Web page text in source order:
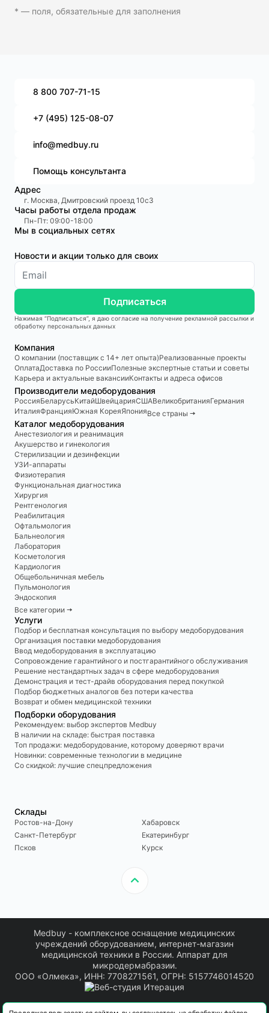
* — поля, обязательные для заполнения
8 800 707-71-15
+7 (495) 125-08-07
info@medbuy.ru
Помощь консультанта
Адрес
г. Москва, Дмитровский проезд 10с3
Часы работы отдела продаж
Пн-Пт: 09:00-18:00
Мы в социальных сетях
Новости и акции только для своих
Подписаться
Нажимая “Подписаться”, я даю согласие на получение рекламной рассылки и
обработку персональных данных
Компания
О компании (поставщик с 14+ лет опыта)Реализованные проекты
ОплатаДоставка по РоссииПолезные экспертные статьи и советы
Карьера и актуальные вакансииКонтакты и адреса офисов
Производители медоборудования
РоссияБеларусьКитайШвейцарияСШАВеликобританияГермания
ИталияФранцияЮжная КореяЯпонияВсе страны 🠆
Каталог медоборудования
Анестезиология и реанимация
Акушерство и гинекология
Стерилизации и дезинфекции
УЗИ-аппараты
Физиотерапия
Функциональная диагностика
Хирургия
Рентгенология
Реабилитация
Офтальмология
Бальнеология
Лаборатория
Косметология
Кардиология
Общебольничная мебель
Пульмонология
Эндоскопия
Все категории 🠆
Услуги
Подбор и бесплатная консультация по выбору медоборудования
Организация поставки медоборудования
Ввод медоборудования в эксплуатацию
Сопровождение гарантийного и постгарантийного обслуживания
Решение нестандартных задач в сфере медоборудования
Демонстрация и тест-драйв оборудования перед покупкой
Подбор бюджетных аналогов без потери качества
Возврат и обмен медицинской техники
Подборки оборудования
Рекомендуем: выбор экспертов Medbuy
В наличии на складе: быстрая поставка
Топ продажи: медоборудование, которому доверяют врачи
Новинки: современные технологии в медицине
Со скидкой: лучшие спецпредложения
Склады
Ростов-на-Дону
Санкт-Петербург
Псков
Хабаровск
Екатеринбург
Курск
Medbuy - комплексное оснащение медицинских
учреждений оборудованием, интернет-магазин
медицинской техники в России. Аппарат для
микродермабразии.
ООО «Олмека», ИНН: 7708271561, ОГРН: 5157746014520